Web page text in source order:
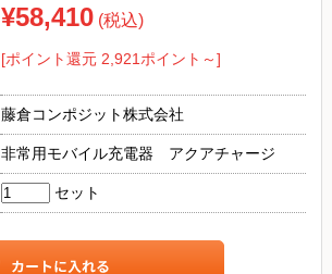
¥58,410 (税込)
[ポイント還元 2,921ポイント～]
藤倉コンポジット株式会社
非常用モバイル充電器 アクアチャージ
セット